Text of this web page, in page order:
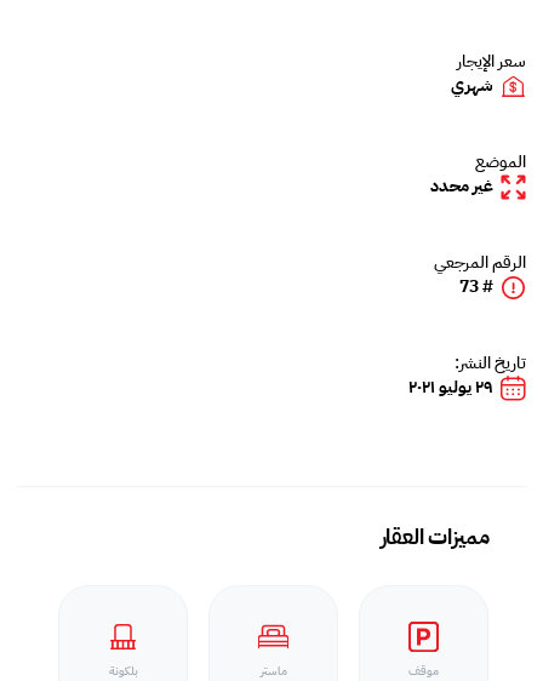
سعر الإيجار
شهري
الموضع
غير محدد
الرقم المرجعي
# 73
تاريخ النشر:
٢٩ يوليو ٢٠٢١
مميزات العقار
موقف ماستر بلكونة